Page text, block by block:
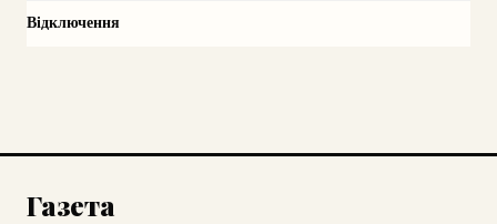
Відключення
Газета